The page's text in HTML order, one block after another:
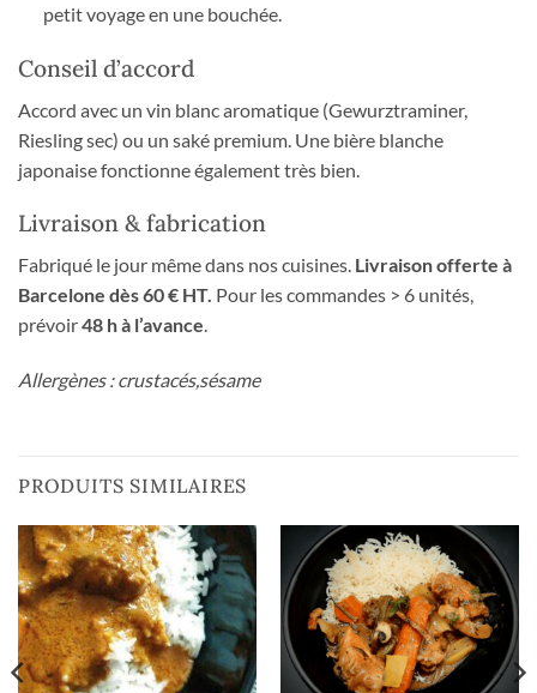
petit voyage en une bouchée.
Conseil d’accord
Accord avec un vin blanc aromatique (Gewurztraminer,
Riesling sec) ou un saké premium. Une bière blanche
japonaise fonctionne également très bien.
Livraison & fabrication
Fabriqué le jour même dans nos cuisines. Livraison offerte à
Barcelone dès 60 € HT. Pour les commandes > 6 unités,
prévoir48 h à l’avance.
Allergènes : crustacés,sésame
PRODUITS SIMILAIRES